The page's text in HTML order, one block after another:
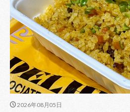
2026年08月05日